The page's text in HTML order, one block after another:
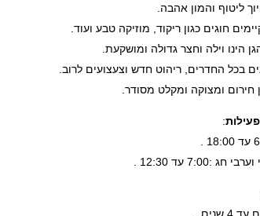
ליטוף והמון אהבה.
חוגים כגון ריקוד, מוזיקה טבע ועוד.
הינו וילה וחצר גדולה ומושקעת.
בכל החדרים, ריהוט חדש וצעצועים לרוב.
חירום ומצוקה ומקלט מסודר.
:
חג :7:00 עד 12:30 .